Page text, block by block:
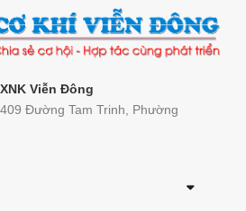
Viễn Đông
Đường Tam Trinh, Phường